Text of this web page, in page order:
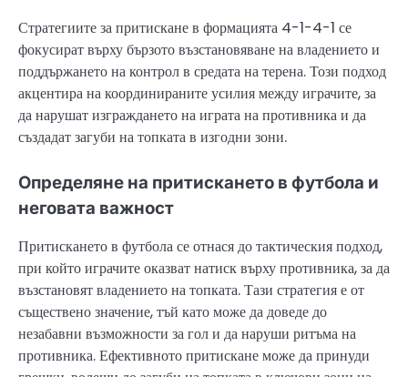
Стратегиите за притискане в формацията 4-1-4-1 се
фокусират върху бързото възстановяване на владението и
поддържането на контрол в средата на терена. Този подход
акцентира на координираните усилия между играчите, за
да нарушат изграждането на играта на противника и да
създадат загуби на топката в изгодни зони.
Определяне на притискането в футбола и
неговата важност
Притискането в футбола се отнася до тактическия подход,
при който играчите оказват натиск върху противника, за да
възстановят владението на топката. Тази стратегия е от
съществено значение, тъй като може да доведе до
незабавни възможности за гол и да наруши ритъма на
противника. Ефективното притискане може да принуди